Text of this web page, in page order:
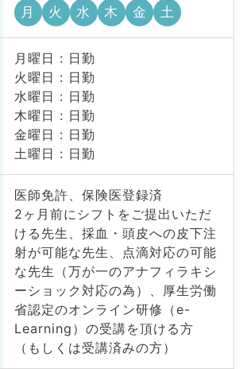
月 火 水 木 金 土
月曜日 : 日勤
火曜日 : 日勤
水曜日 : 日勤
木曜日 : 日勤
金曜日 : 日勤
土曜日 : 日勤
医師免許、保険医登録済
2ヶ月前にシフトをご提出いただ
ける先生、採血・頭皮への皮下注
射が可能な先生、点滴対応の可能
な先生（万が一のアナフィラキシ
ーショック対応の為）、厚生労働
省認定のオンライン研修（e-
Learning）の受講を頂ける方
（もしくは受講済みの方）